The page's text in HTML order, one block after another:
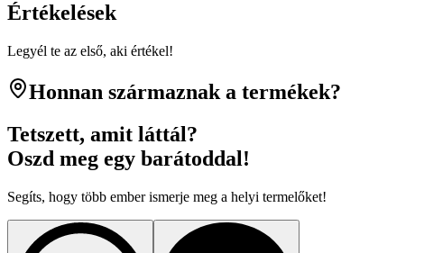
Értékelések
Legyél te az első, aki értékel!
Honnan származnak a termékek?
Tetszett, amit láttál?
Oszd meg egy barátoddal!
Segíts, hogy több ember ismerje meg a helyi termelőket!